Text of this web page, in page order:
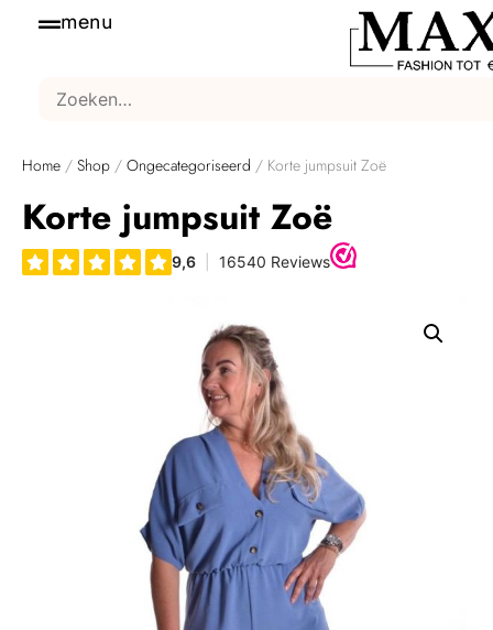
menu
Home / Shop / Ongecategoriseerd / Korte jumpsuit Zoë
Korte jumpsuit Zoë